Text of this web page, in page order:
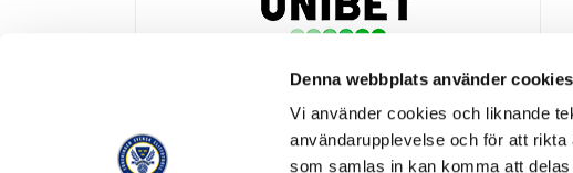
Denna webbplats använder cookies
Vi använder cookies och liknande
användarupplevelse och för att
som samlas in kan komma att
HUVUDPARTNER OCH PRESENTING PARTNER ALLSVENSKAN